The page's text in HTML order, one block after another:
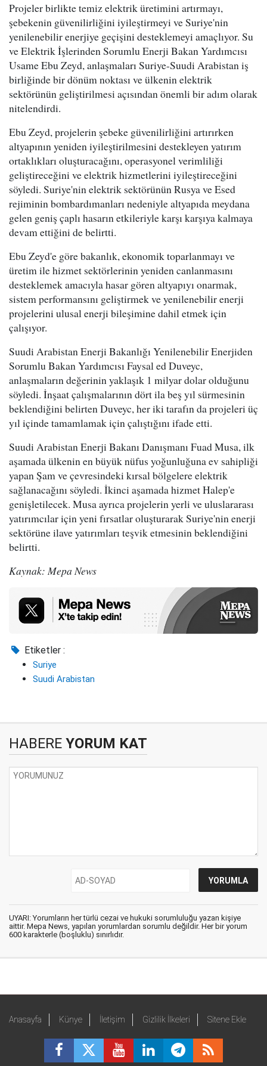
Projeler birlikte temiz elektrik üretimini artırmayı,
şebekenin güvenilirliğini iyileştirmeyi ve Suriye'nin
yenilenebilir enerjiye geçişini desteklemeyi amaçlıyor. Su
ve Elektrik İşlerinden Sorumlu Enerji Bakan Yardımcısı
Usame Ebu Zeyd, anlaşmaları Suriye-Suudi Arabistan iş
birliğinde bir dönüm noktası ve ülkenin elektrik
sektörünün geliştirilmesi açısından önemli bir adım olarak
nitelendirdi.
Ebu Zeyd, projelerin şebeke güvenilirliğini artırırken
altyapının yeniden iyileştirilmesini destekleyen yatırım
ortaklıkları oluşturacağını, operasyonel verimliliği
geliştireceğini ve elektrik hizmetlerini iyileştireceğini
söyledi. Suriye'nin elektrik sektörünün Rusya ve Esed
rejiminin bombardımanları nedeniyle altyapıda meydana
gelen geniş çaplı hasarın etkileriyle karşı karşıya kalmaya
devam ettiğini de belirtti.
Ebu Zeyd'e göre bakanlık, ekonomik toparlanmayı ve
üretim ile hizmet sektörlerinin yeniden canlanmasını
desteklemek amacıyla hasar gören altyapıyı onarmak,
sistem performansını geliştirmek ve yenilenebilir enerji
projelerini ulusal enerji bileşimine dahil etmek için
çalışıyor.
Suudi Arabistan Enerji Bakanlığı Yenilenebilir Enerjiden
Sorumlu Bakan Yardımcısı Faysal ed Duveyc,
anlaşmaların değerinin yaklaşık 1 milyar dolar olduğunu
söyledi. İnşaat çalışmalarının dört ila beş yıl sürmesinin
beklendiğini belirten Duveyc, her iki tarafın da projeleri üç
yıl içinde tamamlamak için çalıştığını ifade etti.
Suudi Arabistan Enerji Bakanı Danışmanı Fuad Musa, ilk
aşamada ülkenin en büyük nüfus yoğunluğuna ev sahipliği
yapan Şam ve çevresindeki kırsal bölgelere elektrik
sağlanacağını söyledi. İkinci aşamada hizmet Halep'e
genişletilecek. Musa ayrıca projelerin yerli ve uluslararası
yatırımcılar için yeni fırsatlar oluşturarak Suriye'nin enerji
sektörüne ilave yatırımları teşvik etmesinin beklendiğini
belirtti.
Kaynak: Mepa News
Etiketler :
Suriye
Suudi Arabistan
HABERE YORUM KAT
UYARI: Yorumların her türlü cezai ve hukuki sorumluluğu yazan kişiye
aittir. Mepa News, yapılan yorumlardan sorumlu değildir. Her bir yorum
600 karakterle (boşluklu) sınırlıdır.
Anasayfa Künye İletişim Gizlilik İlkeleri Sitene Ekle